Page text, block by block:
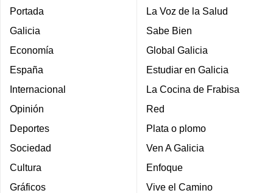
Portada
Galicia
Economía
España
Internacional
Opinión
Deportes
Sociedad
Cultura
Gráficos
La Voz de la Salud
Sabe Bien
Global Galicia
Estudiar en Galicia
La Cocina de Frabisa
Red
Plata o plomo
Ven A Galicia
Enfoque
Vive el Camino